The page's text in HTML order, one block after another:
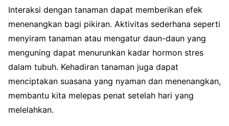
Interaksi dengan tanaman dapat memberikan efek
menenangkan bagi pikiran. Aktivitas sederhana seperti
menyiram tanaman atau mengatur daun-daun yang
menguning dapat menurunkan kadar hormon stres
dalam tubuh. Kehadiran tanaman juga dapat
menciptakan suasana yang nyaman dan menenangkan,
membantu kita melepas penat setelah hari yang
melelahkan.